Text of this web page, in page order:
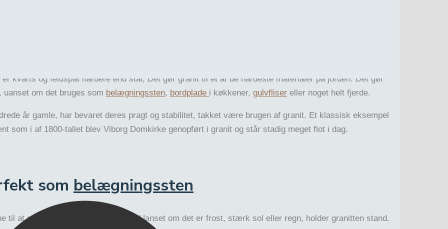
sammensætning af kvarts og feldspat bidrager til granittens hårdhed og gør den modstandsdygtig
kvarts og feldspat hårdere end stål, Det gør granit til et af de hårdeste materialer på jorden. Det gør
om det bruges som belægningssten, bordplade i køkkener, gulvfliser eller noget helt fjerde.
år gamle, har bevaret deres pragt og stabilitet, takket være brugen af granit. Et klassisk eksempel
som i af 1800-tallet blev Viborg Domkirke genopført i granit og står stadig meget flot i dag.
som belægningssten
til at modstå ekstreme vejrforhold. Uanset om det er frost, stærk sol eller regn, holder granitten stand.